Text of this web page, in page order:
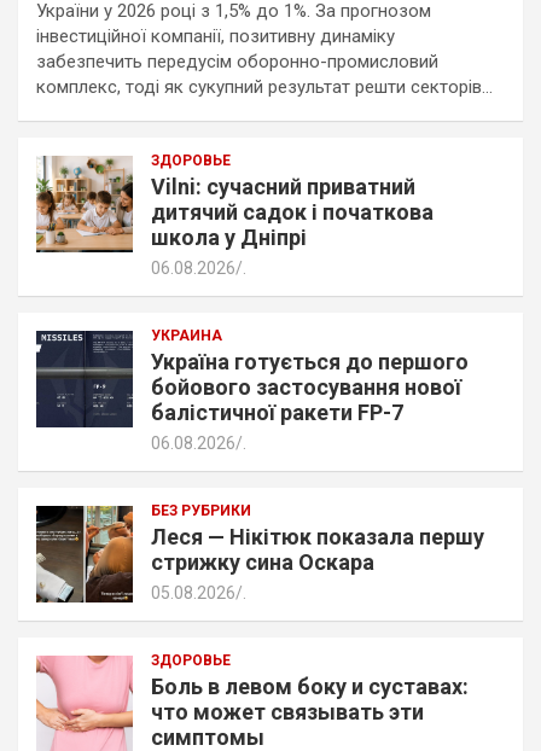
України у 2026 році з 1,5% до 1%. За прогнозом
інвестиційної компанії, позитивну динаміку
забезпечить передусім оборонно-промисловий
комплекс, тоді як сукупний результат решти секторів…
ЗДОРОВЬЕ
Vilni: сучасний приватний
дитячий садок і початкова
школа у Дніпрі
06.08.2026
УКРАИНА
Україна готується до першого
бойового застосування нової
балістичної ракети FP-7
06.08.2026
БЕЗ РУБРИКИ
Леся — Нікітюк показала першу
стрижку сина Оскара
05.08.2026
ЗДОРОВЬЕ
Боль в левом боку и суставах:
что может связывать эти
симптомы